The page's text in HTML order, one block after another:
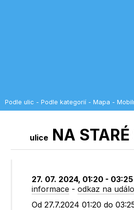
Podle ulic - Podle kategorií - Mapa -
ulice NA
27. 07. 2024, 01:20 - 03:25
informace -odkaz na
Od 27.7.2024 01:20 do